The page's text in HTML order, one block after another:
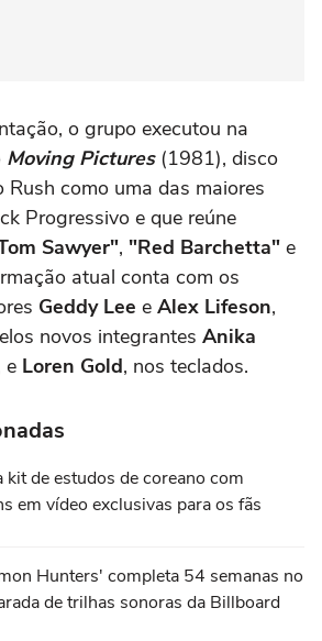
o grupo executou na
Moving Pictures(1981), disco
Rush como uma das maiores
Progressivo e que reúne
Sawyer", "Red Barchetta" e
atual conta com os
Geddy Lee e Alex Lifeson,
novos integrantes Anika
e Loren Gold, nos teclados.
kit de estudos de coreano com
em vídeo exclusivas para os fãs
Hunters' completa 54 semanas no
de trilhas sonoras da Billboard